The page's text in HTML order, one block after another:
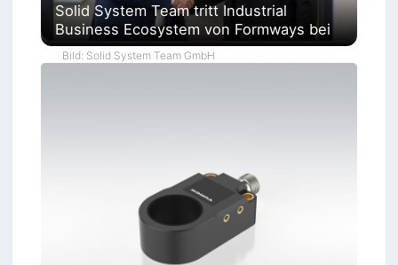
Solid System Team tritt Industrial
Business Ecosystem von Formways bei
Bild: Solid System Team GmbH